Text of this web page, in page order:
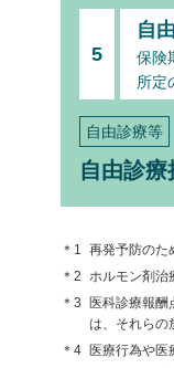
5
自
保険
所定
自由診療等
自由診
再発予防のた
ホルモン剤治
医科診療報
は、それらの
医療行為や医